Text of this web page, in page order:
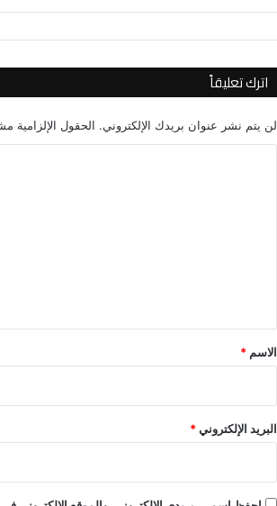
اترك تعليقاً
لن يتم نشر عنوان بريدك الإلكتروني. الحقول الإلزامية
*
الاسم *
البريد الإلكتروني*